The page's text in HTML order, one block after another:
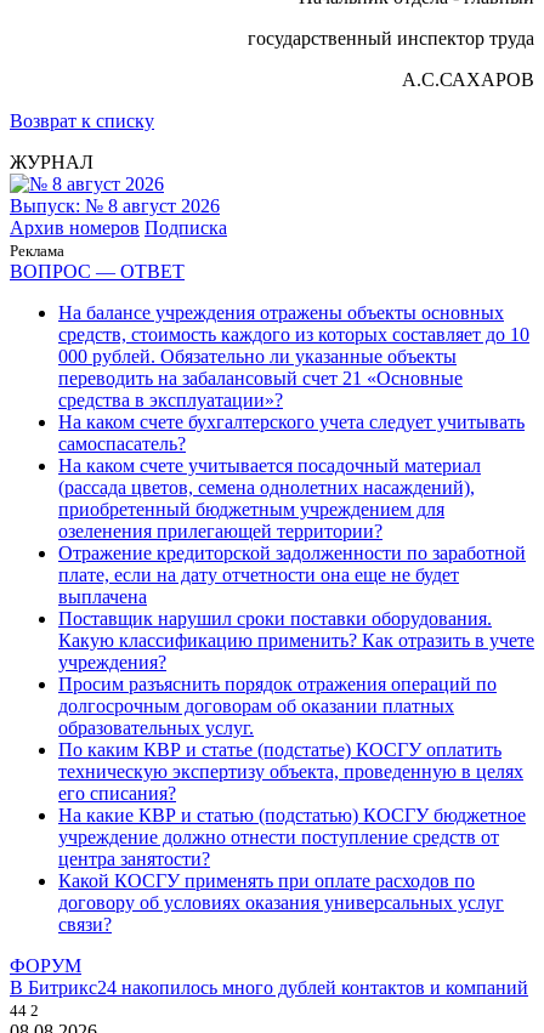
государственный инспектор труда
А.С.САХАРОВ
Возврат к списку
ЖУРНАЛ
Выпуск: № 8 август 2026
Архив номеров Подписка
Реклама
ВОПРОС — ОТВЕТ
На балансе учреждения отражены объекты основных
средств, стоимость каждого из которых составляет до 10
000 рублей. Обязательно ли указанные объекты
переводить на забалансовый счет 21 «Основные
средства в эксплуатации»?
На каком счете бухгалтерского учета следует учитывать
самоспасатель?
На каком счете учитывается посадочный материал
(рассада цветов, семена однолетних насаждений),
приобретенный бюджетным учреждением для
озеленения прилегающей территории?
Отражение кредиторской задолженности по заработной
плате, если на дату отчетности она еще не будет
выплачена
Поставщик нарушил сроки поставки оборудования.
Какую классификацию применить? Как отразить в учете
учреждения?
Просим разъяснить порядок отражения операций по
долгосрочным договорам об оказании платных
образовательных услуг.
По каким КВР и статье (подстатье) КОСГУ оплатить
техническую экспертизу объекта, проведенную в целях
его списания?
На какие КВР и статью (подстатью) КОСГУ бюджетное
учреждение должно отнести поступление средств от
центра занятости?
Какой КОСГУ применять при оплате расходов по
договору об условиях оказания универсальных услуг
связи?
ФОРУМ
В Битрикс24 накопилось много дублей контактов и компаний
44 2